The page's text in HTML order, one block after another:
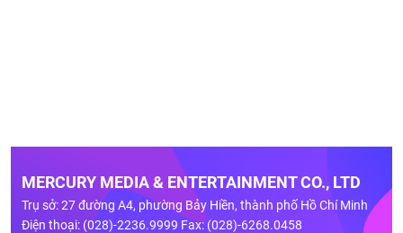
MERCURY MEDIA & ENTERTAINMENT CO., LTD
Trụ sở: 27 đường A4, phường Bảy Hiền, thành phố Hồ Chí Minh
Điện thoại: (028)-2236.9999 Fax: (028)-6268.0458